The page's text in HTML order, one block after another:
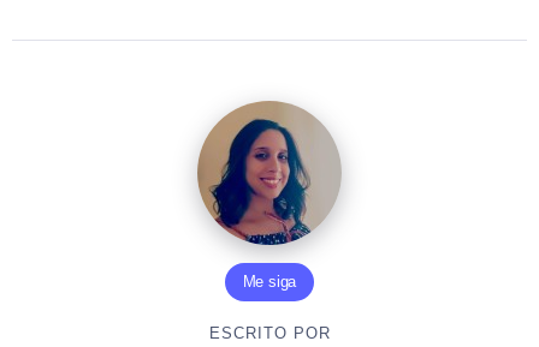
Me siga
ESCRITO POR